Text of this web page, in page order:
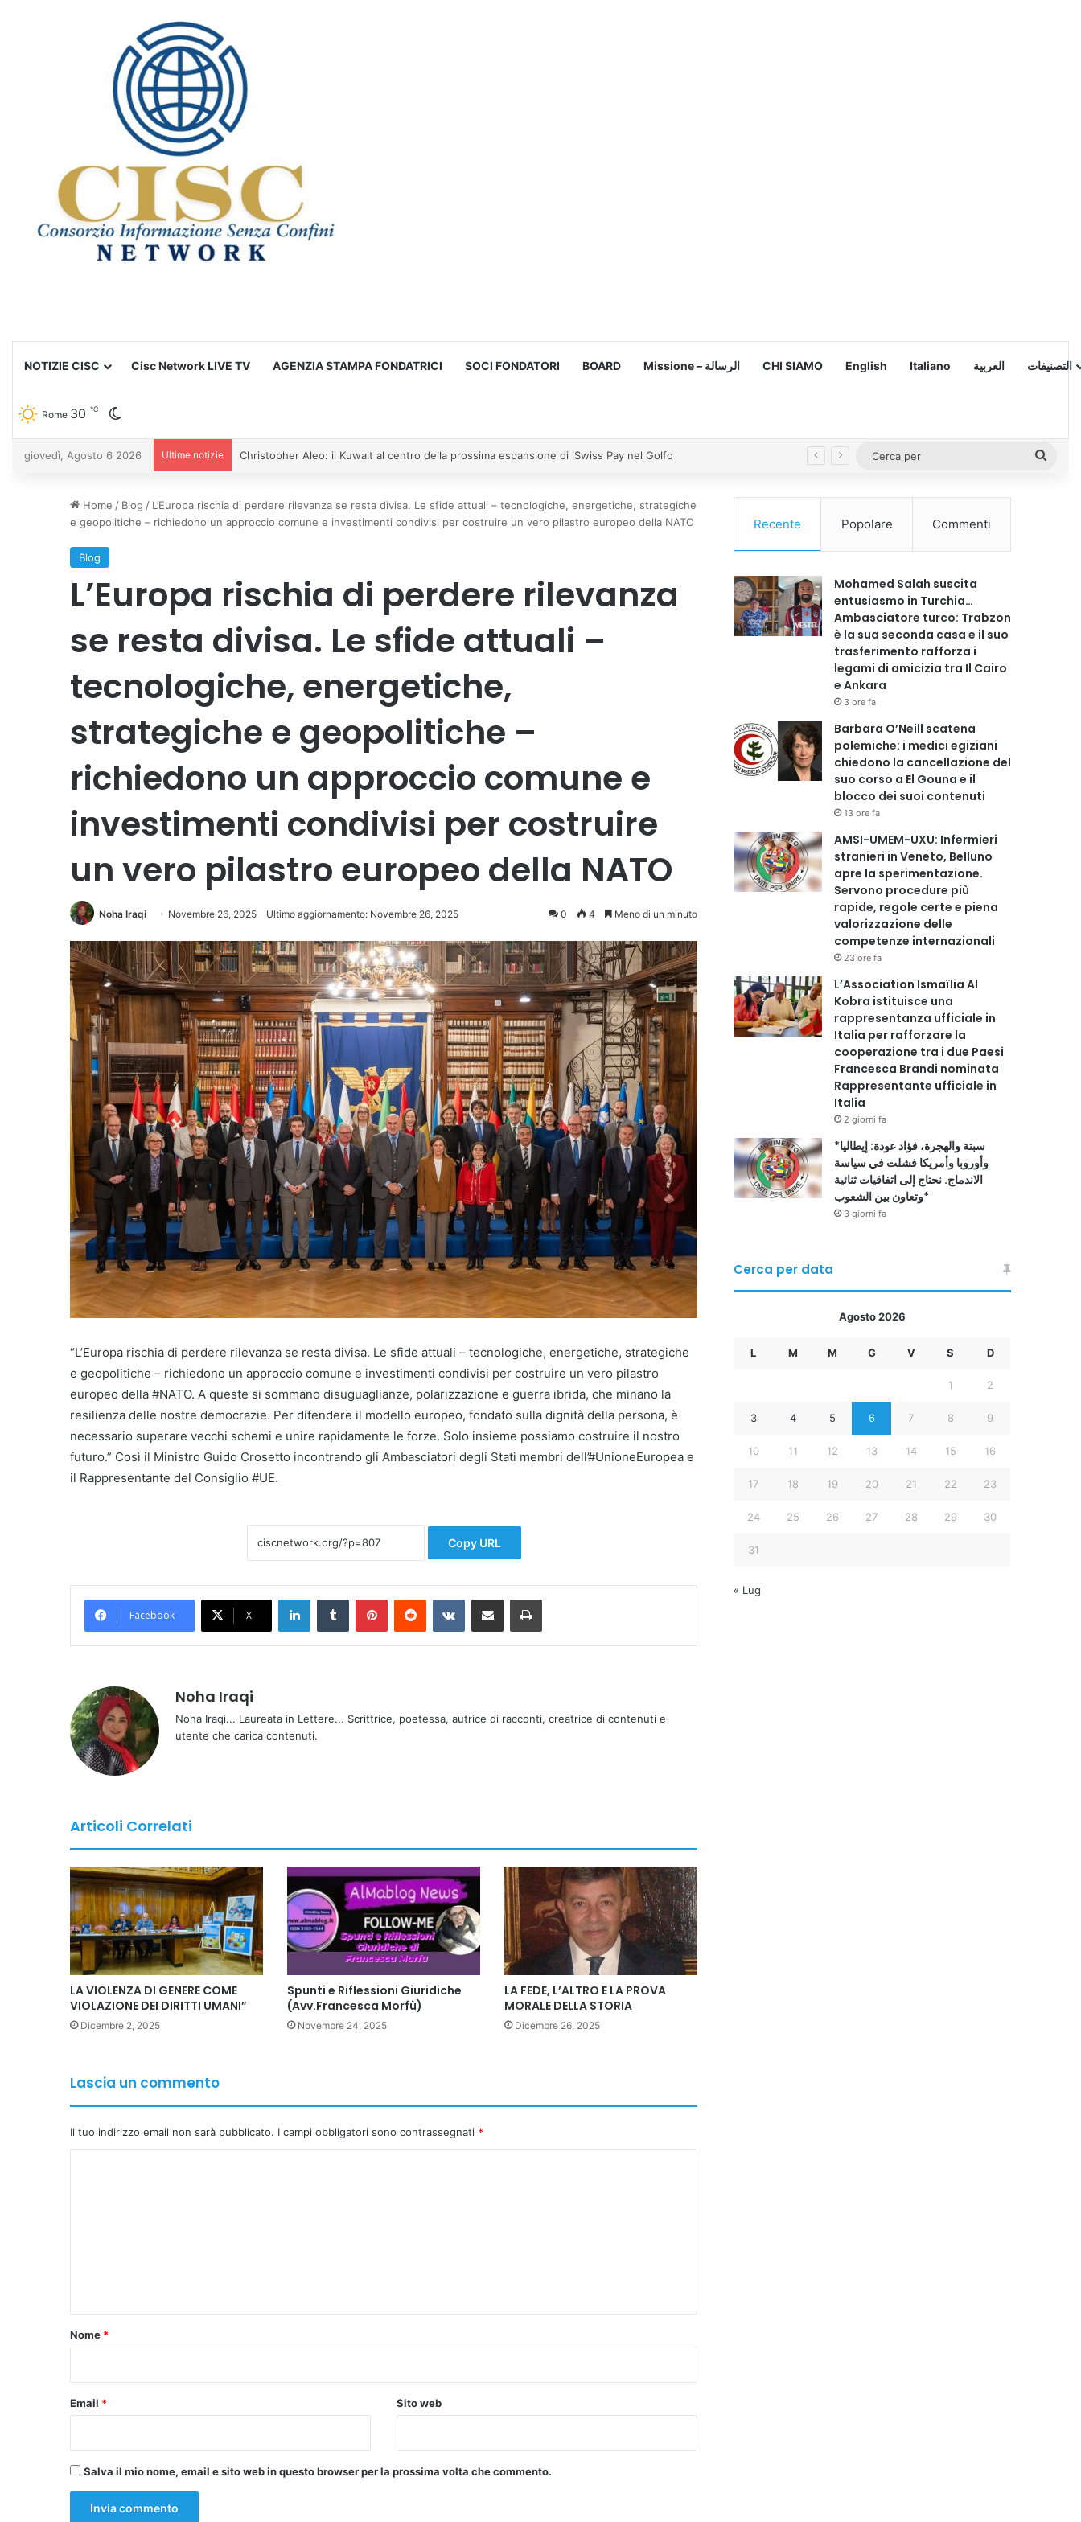
NOTIZIE CISC Cisc Network LIVE TV AGENZIA STAMPA FONDATRICI SOCI FONDATORI BOARD Missione – الرسالة CHI SIAMO English Italiano العربية التصنيفات
Rome 30 ℃
giovedì, Agosto 6 2026 Ultime notizie Christopher Aleo: il Kuwait al centro della prossima espansione di iSwiss Pay nel Golfo
Home / Blog / L’Europa rischia di perdere rilevanza se resta divisa. Le sfide attuali – tecnologiche, energetiche, strategiche
e geopolitiche – richiedono un approccio comune e investimenti condivisi per costruire un vero pilastro europeo della NATO
Blog
L’Europa rischia di perdere rilevanza
se resta divisa. Le sfide attuali –
tecnologiche, energetiche,
strategiche e geopolitiche –
richiedono un approccio comune e
investimenti condivisi per costruire
un vero pilastro europeo della NATO
Noha Iraqi Novembre 26, 2025 Ultimo aggiornamento: Novembre 26, 2025 0 4 Meno di un minuto
“L’Europa rischia di perdere rilevanza se resta divisa. Le sfide attuali – tecnologiche, energetiche, strategiche
e geopolitiche – richiedono un approccio comune e investimenti condivisi per costruire un vero pilastro
europeo della #NATO. A queste si sommano disuguaglianze, polarizzazione e guerra ibrida, che minano la
resilienza delle nostre democrazie. Per difendere il modello europeo, fondato sulla dignità della persona, è
necessario superare vecchi schemi e unire rapidamente le forze. Solo insieme possiamo costruire il nostro
futuro.” Così il Ministro Guido Crosetto incontrando gli Ambasciatori degli Stati membri dell’#UnioneEuropea e
il Rappresentante del Consiglio #UE.
Copy URL
Facebook X
Noha Iraqi
Noha Iraqi... Laureata in Lettere... Scrittrice, poetessa, autrice di racconti, creatrice di contenuti e
utente che carica contenuti.
Articoli Correlati
LA VIOLENZA DI GENERE COME
VIOLAZIONE DEI DIRITTI UMANI”
Dicembre 2, 2025
Spunti e Riflessioni Giuridiche
(Avv.Francesca Morfù)
Novembre 24, 2025
LA FEDE, L’ALTRO E LA PROVA
MORALE DELLA STORIA
Dicembre 26, 2025
Lascia un commento
Il tuo indirizzo email non sarà pubblicato. I campi obbligatori sono contrassegnati *
o
Nome *
Email * Sito web
Salva il mio nome, email e sito web in questo browser per la prossima volta che commento.
Recente Popolare Commenti
Mohamed Salah suscita
entusiasmo in Turchia…
Ambasciatore turco: Trabzon
è la sua seconda casa e il suo
trasferimento rafforza i
legami di amicizia tra Il Cairo
e Ankara
3 ore fa
Barbara O’Neill scatena
polemiche: i medici egiziani
chiedono la cancellazione del
suo corso a El Gouna e il
blocco dei suoi contenuti
13 ore fa
AMSI-UMEM-UXU: Infermieri
stranieri in Veneto, Belluno
apre la sperimentazione.
Servono procedure più
rapide, regole certe e piena
valorizzazione delle
competenze internazionali
23 ore fa
L’Association Ismaïlia Al
Kobra istituisce una
rappresentanza ufficiale in
Italia per rafforzare la
cooperazione tra i due Paesi
Francesca Brandi nominata
Rappresentante ufficiale in
Italia
2 giorni fa
*سبتة والهجرة، فؤاد عودة: إيطاليا
وأوروبا وأمريكا فشلت في سياسة
الاندماج. نحتاج إلى اتفاقيات ثنائية
وتعاون بين الشعوب*
3 giorni fa
Cerca per data
Agosto 2026
L M M G V S D
1 2
3 4 5 6 7 8 9
10 11 12 13 14 15 16
17 18 19 20 21 22 23
24 25 26 27 28 29 30
31
« Lug